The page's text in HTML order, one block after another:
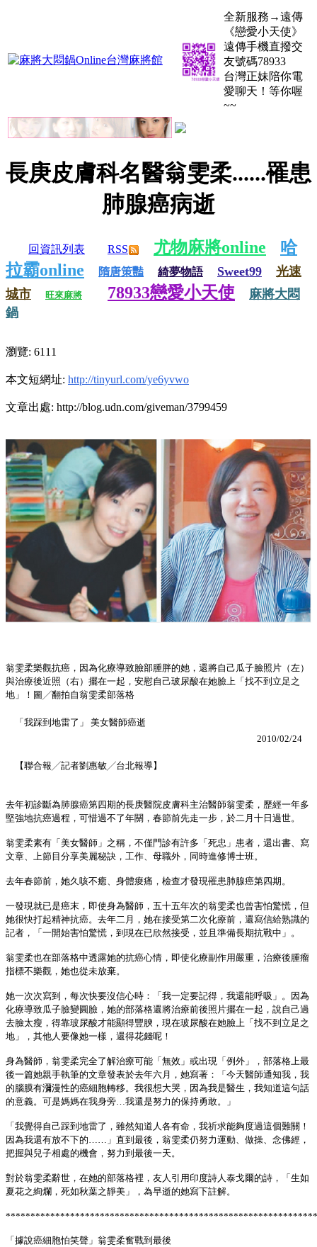
全新服務→遠傳
《戀愛小天使》
遠傳手機直撥交
友號碼78933
台灣正妹陪你電
愛聊天！等你喔
~~
長庚皮膚科名醫翁雯柔......罹患
肺腺癌病逝
回資訊列表 RSS 尤物麻將online
哈
拉霸online
隋唐策豔 綺夢物語 Sweet99
光速
城市
旺來麻將 78933戀愛小天使
麻將大悶
鍋
瀏覽: 6111
本文短網址: http://tinyurl.com/ye6yvwo
文章出處: http://blog.udn.com/giveman/3799459
翁雯柔樂觀抗癌，因為化療導致臉部腫胖的她，還將自己瓜子臉照片（左）
與治療後近照（右）擺在一起，安慰自己玻尿酸在她臉上「找不到立足之
地」！圖╱翻拍自翁雯柔部落格
「我踩到地雷了」 美女醫師癌逝
2010/02/24
【聯合報╱記者劉惠敏╱台北報導】
去年初診斷為肺腺癌第四期的長庚醫院皮膚科主治醫師翁雯柔，歷經一年多
堅強地抗癌過程，可惜過不了年關，春節前先走一步，於二月十日過世。
翁雯柔素有「美女醫師」之稱，不僅門診有許多「死忠」患者，還出書、寫
文章、上節目分享美麗秘訣，工作、母職外，同時進修博士班。
去年春節前，她久咳不癒、身體痠痛，檢查才發現罹患肺腺癌第四期。
一發現就已是癌末，即使身為醫師，五十五年次的翁雯柔也曾害怕驚慌，但
她很快打起精神抗癌。去年二月，她在接受第二次化療前，還寫信給熟識的
記者，「一開始害怕驚慌，到現在已欣然接受，並且準備長期抗戰中」。
翁雯柔也在部落格中透露她的抗癌心情，即使化療副作用嚴重，治療後腫瘤
指標不樂觀，她也從未放棄。
她一次次寫到，每次快要沒信心時：「我一定要記得，我還能呼吸」。因為
化療導致瓜子臉變圓臉，她的部落格還將治療前後照片擺在一起，說自己過
去臉太瘦，得靠玻尿酸才能顯得豐腴，現在玻尿酸在她臉上「找不到立足之
地」，其他人要像她一樣，還得花錢呢！
身為醫師，翁雯柔完全了解治療可能「無效」或出現「例外」，部落格上最
後一篇她親手執筆的文章發表於去年六月，她寫著：「今天醫師通知我，我
的腦膜有瀰漫性的癌細胞轉移。我很想大哭，因為我是醫生，我知道這句話
的意義。可是媽媽在我身旁…我還是努力的保持勇敢。」
「我覺得自己踩到地雷了，雖然知道人各有命，我祈求能夠度過這個難關！
因為我還有放不下的……」直到最後，翁雯柔仍努力運動、做操、念佛經，
把握與兒子相處的機會，努力到最後一天。
對於翁雯柔辭世，在她的部落格裡，友人引用印度詩人泰戈爾的詩，「生如
夏花之絢爛，死如秋葉之靜美」，為早逝的她寫下註解。
「據說癌細胞怕笑聲」翁雯柔奮戰到最後